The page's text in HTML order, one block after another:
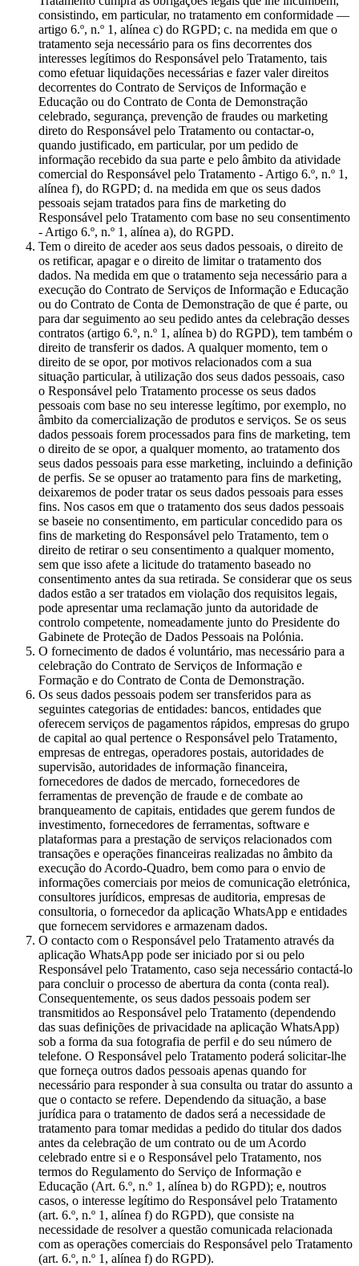
consistindo, em particular, no tratamento em conformidade —
artigo 6.º, n.º 1, alínea c) do RGPD; c. na medida em que o
tratamento seja necessário para os fins decorrentes dos
interesses legítimos do Responsável pelo Tratamento, tais
como efetuar liquidações necessárias e fazer valer direitos
decorrentes do Contrato de Serviços de Informação e
Educação ou do Contrato de Conta de Demonstração
celebrado, segurança, prevenção de fraudes ou marketing
direto do Responsável pelo Tratamento ou contactar-o,
quando justificado, em particular, por um pedido de
informação recebido da sua parte e pelo âmbito da atividade
comercial do Responsável pelo Tratamento - Artigo 6.º, n.º 1,
alínea f), do RGPD; d. na medida em que os seus dados
pessoais sejam tratados para fins de marketing do
Responsável pelo Tratamento com base no seu consentimento
- Artigo 6.º, n.º 1, alínea a), do RGPD.
Tem o direito de aceder aos seus dados pessoais, o direito de
os retificar, apagar e o direito de limitar o tratamento dos
dados. Na medida em que o tratamento seja necessário para a
execução do Contrato de Serviços de Informação e Educação
ou do Contrato de Conta de Demonstração de que é parte, ou
para dar seguimento ao seu pedido antes da celebração desses
contratos (artigo 6.º, n.º 1, alínea b) do RGPD), tem também o
direito de transferir os dados. A qualquer momento, tem o
direito de se opor, por motivos relacionados com a sua
situação particular, à utilização dos seus dados pessoais, caso
o Responsável pelo Tratamento processe os seus dados
pessoais com base no seu interesse legítimo, por exemplo, no
âmbito da comercialização de produtos e serviços. Se os seus
dados pessoais forem processados para fins de marketing, tem
o direito de se opor, a qualquer momento, ao tratamento dos
seus dados pessoais para esse marketing, incluindo a definição
de perfis. Se se opuser ao tratamento para fins de marketing,
deixaremos de poder tratar os seus dados pessoais para esses
fins. Nos casos em que o tratamento dos seus dados pessoais
se baseie no consentimento, em particular concedido para os
fins de marketing do Responsável pelo Tratamento, tem o
direito de retirar o seu consentimento a qualquer momento,
sem que isso afete a licitude do tratamento baseado no
consentimento antes da sua retirada. Se considerar que os seus
dados estão a ser tratados em violação dos requisitos legais,
pode apresentar uma reclamação junto da autoridade de
controlo competente, nomeadamente junto do Presidente do
Gabinete de Proteção de Dados Pessoais na Polónia.
O fornecimento de dados é voluntário, mas necessário para a
celebração do Contrato de Serviços de Informação e
Formação e do Contrato de Conta de Demonstração.
Os seus dados pessoais podem ser transferidos para as
seguintes categorias de entidades: bancos, entidades que
oferecem serviços de pagamentos rápidos, empresas do grupo
de capital ao qual pertence o Responsável pelo Tratamento,
empresas de entregas, operadores postais, autoridades de
supervisão, autoridades de informação financeira,
fornecedores de dados de mercado, fornecedores de
ferramentas de prevenção de fraude e de combate ao
branqueamento de capitais, entidades que gerem fundos de
investimento, fornecedores de ferramentas, software e
plataformas para a prestação de serviços relacionados com
transações e operações financeiras realizadas no âmbito da
execução do Acordo-Quadro, bem como para o envio de
informações comerciais por meios de comunicação eletrónica,
consultores jurídicos, empresas de auditoria, empresas de
consultoria, o fornecedor da aplicação WhatsApp e entidades
que fornecem servidores e armazenam dados.
O contacto com o Responsável pelo Tratamento através da
aplicação WhatsApp pode ser iniciado por si ou pelo
Responsável pelo Tratamento, caso seja necessário contactá-lo
para concluir o processo de abertura da conta (conta real).
Consequentemente, os seus dados pessoais podem ser
transmitidos ao Responsável pelo Tratamento (dependendo
das suas definições de privacidade na aplicação WhatsApp)
sob a forma da sua fotografia de perfil e do seu número de
telefone. O Responsável pelo Tratamento poderá solicitar-lhe
que forneça outros dados pessoais apenas quando for
necessário para responder à sua consulta ou tratar do assunto a
que o contacto se refere. Dependendo da situação, a base
jurídica para o tratamento de dados será a necessidade de
tratamento para tomar medidas a pedido do titular dos dados
antes da celebração de um contrato ou de um Acordo
celebrado entre si e o Responsável pelo Tratamento, nos
termos do Regulamento do Serviço de Informação e
Educação (Art. 6.º, n.º 1, alínea b) do RGPD); e, noutros
casos, o interesse legítimo do Responsável pelo Tratamento
(art. 6.º, n.º 1, alínea f) do RGPD), que consiste na
necessidade de resolver a questão comunicada relacionada
com as operações comerciais do Responsável pelo Tratamento
(art. 6.º, n.º 1, alínea f) do RGPD).